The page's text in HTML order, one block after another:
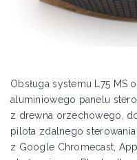
Obsługa systemu L75 MS
aluminiowego panelu
z drewna orzechowego,
pilota zdalnego
z Google Chromecast,